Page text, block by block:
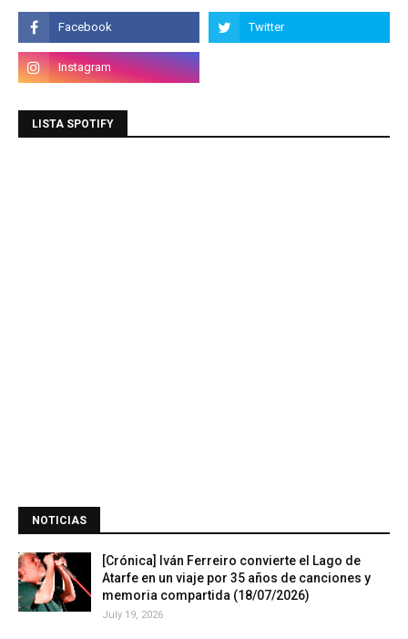
LISTA SPOTIFY
NOTICIAS
[Crónica] Iván Ferreiro convierte el Lago de
Atarfe en un viaje por 35 años de canciones y
memoria compartida (18/07/2026)
July 19, 2026